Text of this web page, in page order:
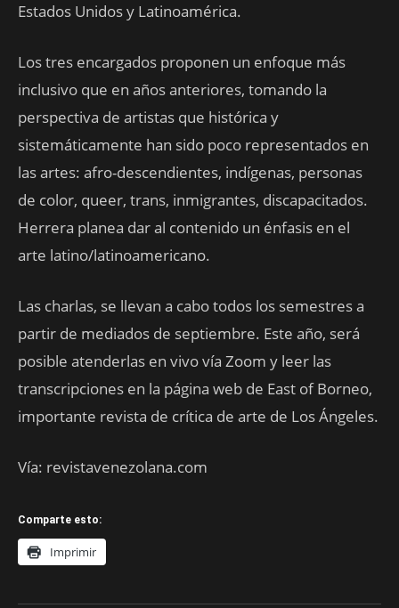
Estados Unidos y Latinoamérica.
Los tres encargados proponen un enfoque más
inclusivo que en años anteriores, tomando la
perspectiva de artistas que histórica y
sistemáticamente han sido poco representados en
las artes: afro-descendientes, indígenas, personas
de color, queer, trans, inmigrantes, discapacitados.
Herrera planea dar al contenido un énfasis en el
arte latino/latinoamericano.
Las charlas, se llevan a cabo todos los semestres a
partir de mediados de septiembre. Este año, será
posible atenderlas en vivo vía Zoom y leer las
transcripciones en la página web de East of Borneo,
importante revista de crítica de arte de Los Ángeles.
Vía: revistavenezolana.com
Comparte esto:
Imprimir